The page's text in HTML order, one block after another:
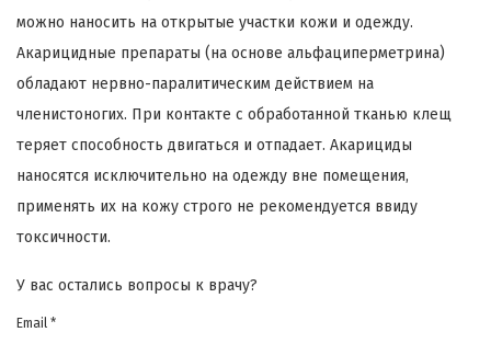
можно наносить на открытые участки кожи и одежду.
Акарицидные препараты (на основе альфациперметрина)
обладают нервно-паралитическим действием на
членистоногих. При контакте с обработанной тканью клещ
теряет способность двигаться и отпадает. Акарициды
наносятся исключительно на одежду вне помещения,
применять их на кожу строго не рекомендуется ввиду
токсичности.
У вас остались вопросы к врачу?
Email *